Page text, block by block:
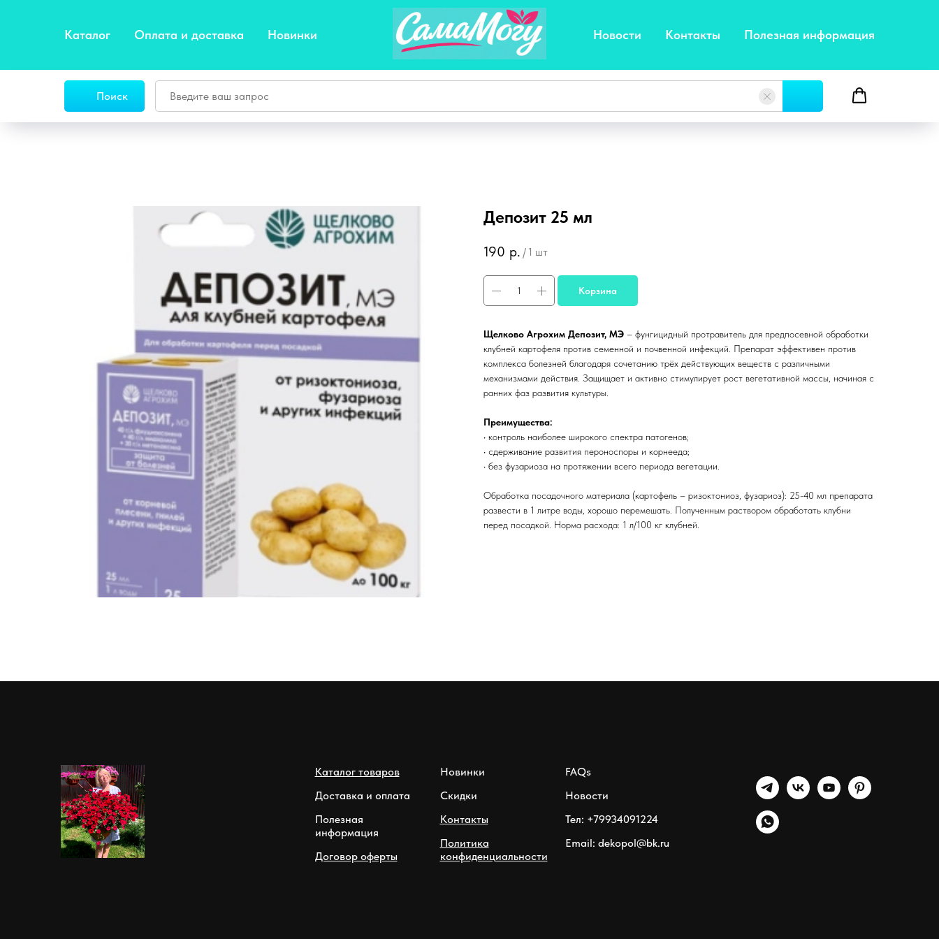
Каталог Оплата и доставка Новинки Новости Контакты Полезная информация
Поиск
Депозит 25 мл
190 р. / 1 шт
Корзина
Щелково Агрохим Депозит, МЭ – фунгицидный протравитель для предпосевной обработки
клубней картофеля против семенной и почвенной инфекций. Препарат эффективен против
комплекса болезней благодаря сочетанию трёх действующих веществ с различными
механизмами действия. Защищает и активно стимулирует рост вегетативной массы, начиная с
ранних фаз развития культуры.
Преимущества:
• контроль наиболее широкого спектра патогенов;
• сдерживание развития пероноспоры и корнееда;
• без фузариоза на протяжении всего периода вегетации.
Обработка посадочного материала (картофель – ризоктониоз, фузариоз): 25-40 мл препарата
развести в 1 литре воды, хорошо перемешать. Полученным раствором обработать клубни
перед посадкой. Норма расхода: 1 л/100 кг клубней.
Каталог товаров
Доставка и оплата
Полезная
информация
Договор оферты
Новинки
Скидки
Контакты
Политика
конфиденциальности
FAQs
Новости
Тел: +79934091224
Email: dekopol@bk.ru